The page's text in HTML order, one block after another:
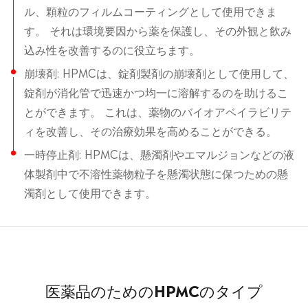
ル、顆粒のフィルムコーティングとして使用できま
す。 それは環境要因から薬を保護し、その外観と飲み
込み性を改善するのに役立ちます。
崩壊剤: HPMCは、錠剤製剤の崩壊剤として使用して、
錠剤が消化管で迅速かつ均一に溶解するのを助けるこ
とができます。 これは、薬物のバイオアベイラビリテ
ィを改善し、その治療効果を高めることができる。
一時停止剤: HPMCは、懸濁剤やエマルジョンなどの液
体製剤中で不溶性薬物粒子を懸濁状態に保つための懸
濁剤として使用できます。
医薬品のためのHPMCのタイプ